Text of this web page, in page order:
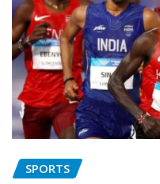
SPORTS